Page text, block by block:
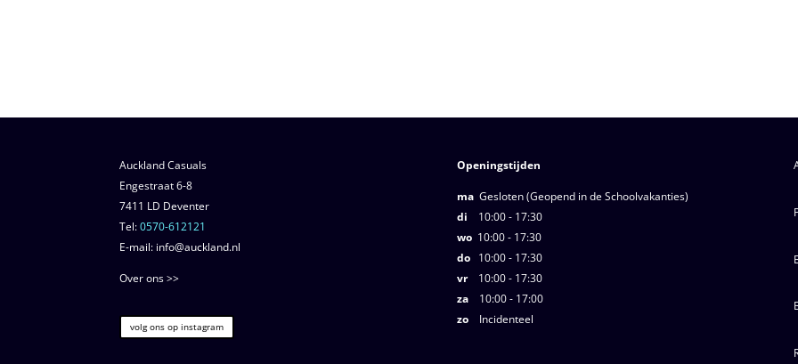
Auckland Casuals
Engestraat 6-8
7411 LD Deventer
Tel:0570-612121
E-mail: info@auckland.nl
Over ons >>
volg ons op instagram
Openingstijden
maGesloten (Geopend in de Schoolvakanties)
di 10:00 - 17:30
wo10:00 - 17:30
do10:00 - 17:30
vr10:00 - 17:30
za10:00 - 17:00
zoIncidenteel